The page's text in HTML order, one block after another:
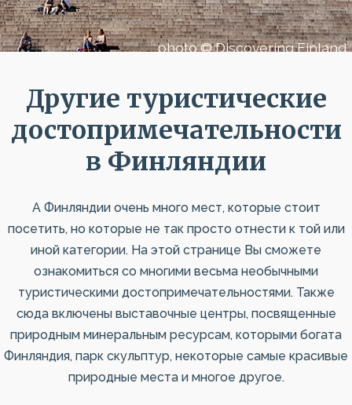
photo © Discovering Finland
Другие туристические
достопримечательности
в Финляндии
А Финляндии очень много мест, которые стоит
посетить, но которые не так просто отнести к той или
иной категории. На этой странице Вы сможете
ознакомиться со многими весьма необычными
туристическими достопримечательностями. Также
сюда включены выставочные центры, посвященные
природным минеральным ресурсам, которыми богата
Финляндия, парк скульптур, некоторые самые красивые
природные места и многое другое.